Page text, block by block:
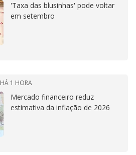
'Taxa das blusinhas' pode voltar
em setembro
HÁ 1 HORA
Mercado financeiro reduz
estimativa da inflação de 2026